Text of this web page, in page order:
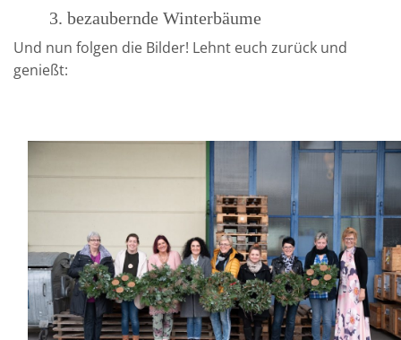
bezaubernde Winterbäume
Und nun folgen die Bilder! Lehnt euch zurück und
genießt: